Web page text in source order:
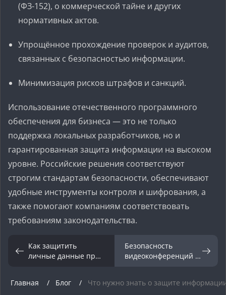
(ФЗ-152), о коммерческой тайне и других
нормативных актов.
Упрощённое прохождение проверок и аудитов,
связанных с безопасностью информации.
Минимизация рисков штрафов и санкций.
Использование отечественного программного
обеспечения для бизнеса — это не только
поддержка локальных разработчиков, но и
гарантированная защита информации на высоком
уровне. Российские решения соответствуют
строгим стандартам безопасности, обеспечивают
удобные инструменты контроля и шифрования, а
также помогают компаниям соответствовать
требованиям законодательства.
Как защитить
личные данные при
Безопасность
видеоконференций в
Главная Блог Что нужно знать о защите